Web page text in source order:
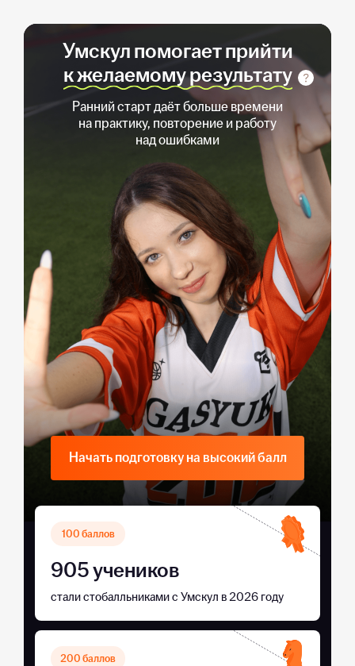
Ранний старт даёт больше времени
на практику, повторение и работу
над ошибками
100 баллов
200 баллов
905 учеников
Умскул помогает прийти
к желаемому результату
стали стобалльниками с Умскул в 2026 году
Начать подготовку на высокий балл